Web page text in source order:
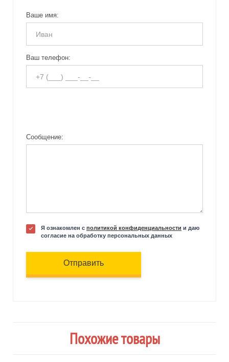
Ваше имя:
Ваш телефон:
Сообщение:
Я ознакомлен с политикой конфиденциальности и даю
согласие на обработку персональных данных
Отправить
Похожие товары